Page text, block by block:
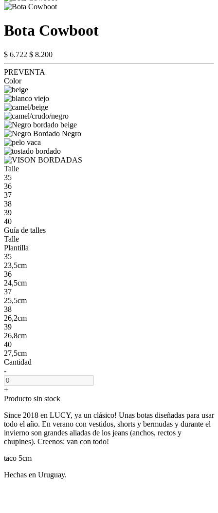
Bota Cowboot
$ 6.722 $ 8.200
PREVENTA
Color
Talle
35
36
37
38
39
40
Guía de talles
Talle
Plantilla
35
23,5cm
36
24,5cm
37
25,5cm
38
26,2cm
39
26,8cm
40
27,5cm
Cantidad
-
+
Producto sin stock
Since 2018 en LUCY, ya un clásico! Unas botas diseñadas para usar
todo el año. En verano con vestidos, shorts y bermudas y durante el
invierno son grandes aliadas de los jeans (anchos, rectos y
chupines). Creenos: van con todo!
taco 5cm
Hechas en Uruguay.